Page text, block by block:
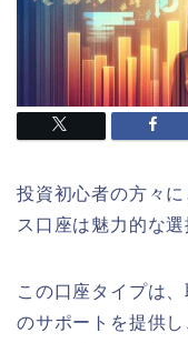
投資初心者の方々
ス口座は魅力的な選
この口座タイプは
のサポートを提供